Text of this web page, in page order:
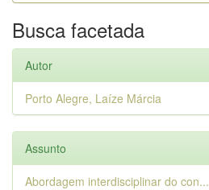
Busca facetada
Autor
Porto Alegre, Laíze Márcia
Assunto
Abordagem interdisciplinar do con...